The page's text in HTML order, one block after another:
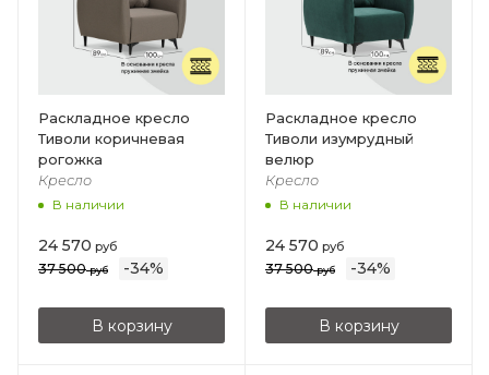
Раскладное кресло
Тиволи коричневая
рогожка
Кресло
В наличии
24 570 руб
37 500руб -34%
В корзину
Раскладное кресло
Тиволи изумрудный
велюр
Кресло
В наличии
24 570 руб
37 500руб -34%
В корзину